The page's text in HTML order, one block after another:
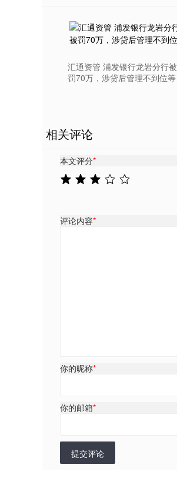
汇通资管 浦发银行龙岩分行被
罚70万，涉贷后管理不到位等
相关评论
本文评分*
评论内容*
你的昵称*
你的邮箱*
提交评论